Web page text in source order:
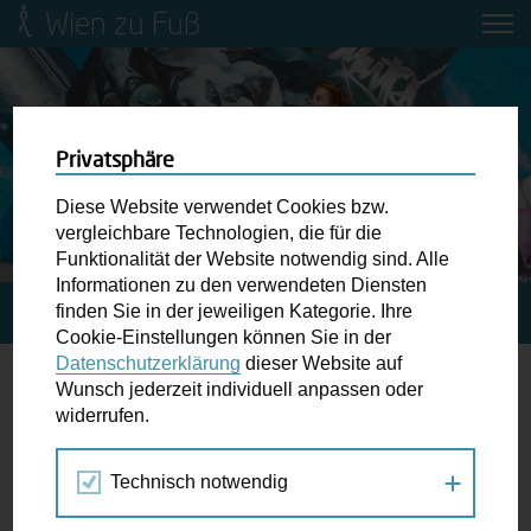
Wien zu Fuß
Mobilitätsbildung für Kinder und
Jugendliche
Ringstraße-Neugestaltung
Wiener Fußwegekarte
Newsletter abonnieren
Wunschbox
der Ampel ...
STARTSEITE SPAZIERGANG KALENDER
Architekturführung
Jun Jul Aug
Privatsphäre
Diese Website verwendet Cookies bzw.
vergleichbare Technologien, die für die
Funktionalität der Website notwendig sind. Alle
Informationen zu den verwendeten Diensten
finden Sie in der jeweiligen Kategorie. Ihre
Cookie-Einstellungen können Sie in der
Datenschutzerklärung dieser Website auf
Wunsch jederzeit individuell anpassen oder
widerrufen.
Technisch notwendig